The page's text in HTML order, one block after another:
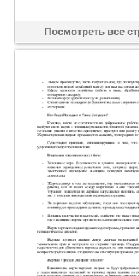
Посмотреть все